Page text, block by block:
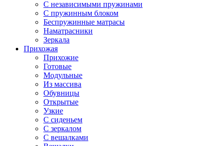
С независимыми пружинами
С пружинным блоком
Беспружинные матрасы
Наматрасники
Зеркала
Прихожая
Прихожие
Готовые
Модульные
Из массива
Обувницы
Открытые
Узкие
С сиденьем
С зеркалом
С вешалками